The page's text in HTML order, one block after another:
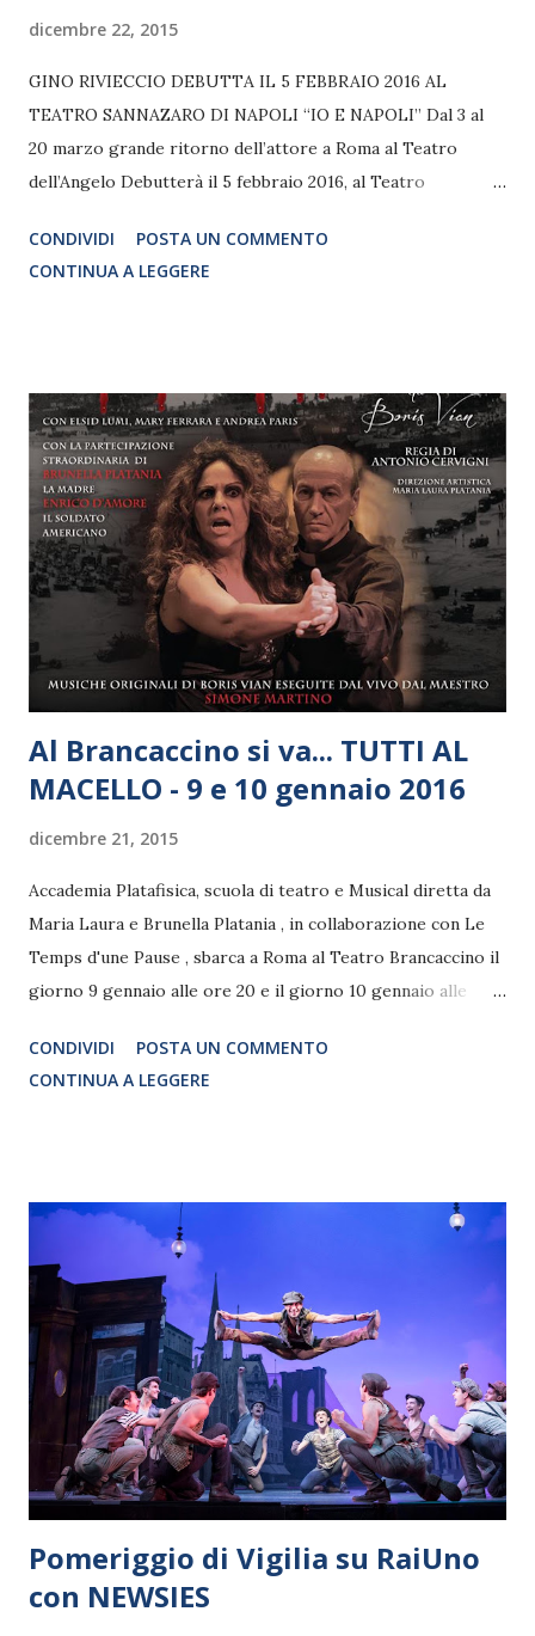
dicembre 22, 2015
GINO RIVIECCIO DEBUTTA IL 5 FEBBRAIO 2016 AL
TEATRO SANNAZARO DI NAPOLI “IO E NAPOLI” Dal 3 al
20 marzo grande ritorno dell’attore a Roma al Teatro
dell’Angelo Debutterà il 5 febbraio 2016, al Teatro
NAPOLI”, in cui l’attore ripercorre la sua storia umana ed
artistica attraverso quel legame viscerale e particolare che
ironia e riflessione, non limitando allo stesso tempo i toni
di denuncia. “Io e Napoli” è un piacevole viaggio tra
monologhi, personaggi, tradizioni, aneddoti e canzoni
magistralmente interpretate da una delle più belle voci del
panorama musicale napoletano, Fiorenza Calogero, diretta
al piano dal maestro Antonello Cascone. A impreziosire la
scena, per tutta la durata dello spettacolo, una scultura del
Maestro Lello Esposito. Alla fine dell...
CONDIVIDI
POSTA UN COMMENTO
CONTINUA A LEGGERE
Al Brancaccino si va... TUTTI AL
MACELLO - 9 e 10 gennaio 2016
dicembre 21, 2015
Accademia Platafisica, scuola di teatro e Musical diretta da
Maria Laura e Brunella Platania , in collaborazione con Le
Temps d'une Pause , sbarca a Roma al Teatro Brancaccino il
giorno 9 gennaio alle ore 20 e il giorno 10 gennaio alle
al macello" di Boris Vian una serata di divertente,
scintillante teatro canzone con la partecipazione
vicina) e Andrea Paris( Jacques). Imperdibile per gli amanti
del grande Vian e per chi vuole chiudere in bellezza la
stagione delle feste. Il Maestro Simone Martino al
pianoforte accompagna gli artisti nell'esecuzione di
celeberrime musiche di Boris Vian che aggiungono verve
alla già frizzante pièce. PREVENDITA
http://www.ticketone.it/tutti-al-macello-biglietti.html?
affiliate...
CONDIVIDI
POSTA UN COMMENTO
CONTINUA A LEGGERE
Pomeriggio di Vigilia su RaiUno
con NEWSIES